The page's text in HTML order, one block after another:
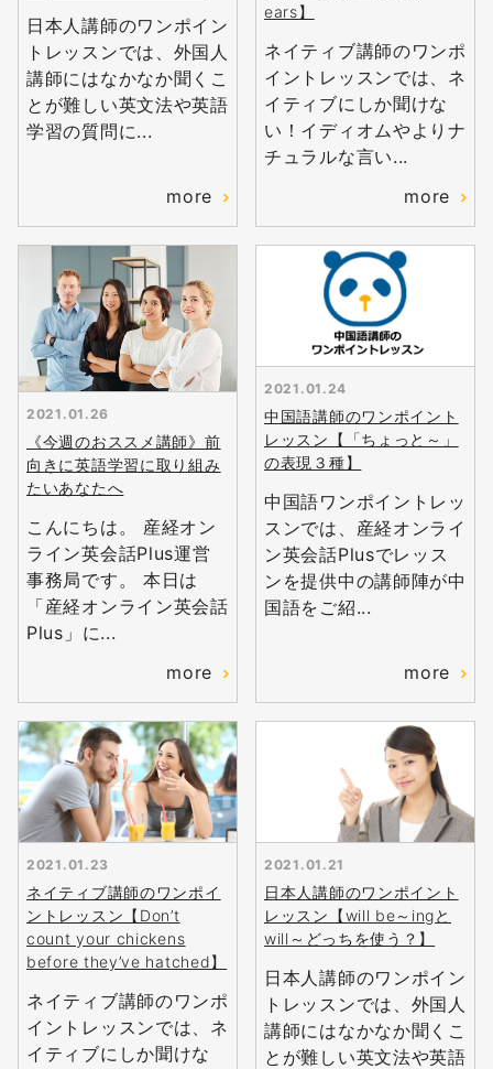
日本人講師のワンポイン
トレッスンでは、外国人
講師にはなかなか聞くこ
とが難しい英文法や英語
学習の質問に...
more
ears】
ネイティブ講師のワンポ
イントレッスンでは、ネ
イティブにしか聞けな
い！イディオムやよりナ
チュラルな言い...
more
2021.01.26
《今週のおススメ講師》前
向きに英語学習に取り組み
たいあなたへ
こんにちは。 産経オン
ライン英会話Plus運営
事務局です。 本日は
「産経オンライン英会話
Plus」に...
more
2021.01.24
中国語講師のワンポイント
レッスン【「ちょっと～」
の表現３種】
中国語ワンポイントレッ
スンでは、産経オンライ
ン英会話Plusでレッス
ンを提供中の講師陣が中
国語をご紹...
more
2021.01.23
ネイティブ講師のワンポイ
ントレッスン【Don’t
count your chickens
before they’ve hatched】
ネイティブ講師のワンポ
イントレッスンでは、ネ
イティブにしか聞けな
2021.01.21
日本人講師のワンポイント
レッスン【will be～ingと
will～どっちを使う？】
日本人講師のワンポイン
トレッスンでは、外国人
講師にはなかなか聞くこ
とが難しい英文法や英語